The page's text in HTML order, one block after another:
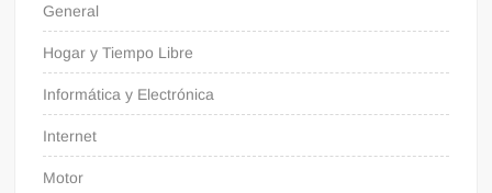
General
Hogar y Tiempo Libre
Informática y Electrónica
Internet
Motor